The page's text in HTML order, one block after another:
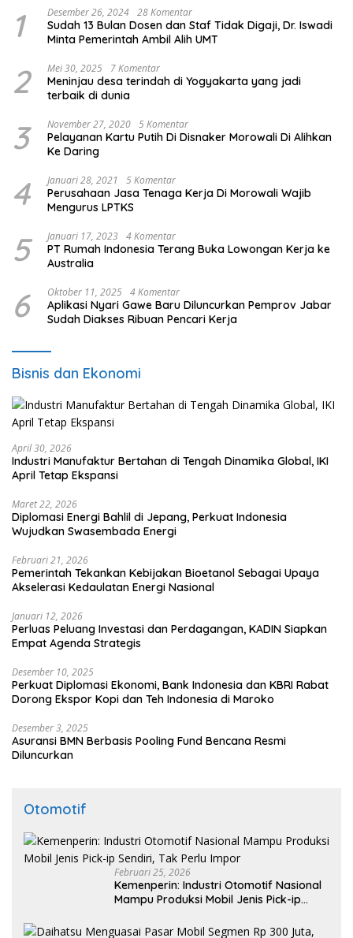
1 Desember 26, 2024 28 Komentar
Sudah 13 Bulan Dosen dan Staf Tidak Digaji, Dr. Iswadi
Minta Pemerintah Ambil Alih UMT
2 Mei 30, 2025 7 Komentar
Meninjau desa terindah di Yogyakarta yang jadi
terbaik di dunia
3 November 27, 2020 5 Komentar
Pelayanan Kartu Putih Di Disnaker Morowali Di Alihkan
Ke Daring
4 Januari 28, 2021 5 Komentar
Perusahaan Jasa Tenaga Kerja Di Morowali Wajib
Mengurus LPTKS
5 Januari 17, 2023 4 Komentar
PT Rumah Indonesia Terang Buka Lowongan Kerja ke
Australia
6 Oktober 11, 2025 4 Komentar
Aplikasi Nyari Gawe Baru Diluncurkan Pemprov Jabar
Sudah Diakses Ribuan Pencari Kerja
Bisnis dan Ekonomi
April 30, 2026
Industri Manufaktur Bertahan di Tengah Dinamika Global, IKI
April Tetap Ekspansi
Maret 22, 2026
Diplomasi Energi Bahlil di Jepang, Perkuat Indonesia
Wujudkan Swasembada Energi
Februari 21, 2026
Pemerintah Tekankan Kebijakan Bioetanol Sebagai Upaya
Akselerasi Kedaulatan Energi Nasional
Januari 12, 2026
Perluas Peluang Investasi dan Perdagangan, KADIN Siapkan
Empat Agenda Strategis
Desember 10, 2025
Perkuat Diplomasi Ekonomi, Bank Indonesia dan KBRI Rabat
Dorong Ekspor Kopi dan Teh Indonesia di Maroko
Desember 3, 2025
Asuransi BMN Berbasis Pooling Fund Bencana Resmi
Diluncurkan
Otomotif
Februari 25, 2026
Kemenperin: Industri Otomotif Nasional
Mampu Produksi Mobil Jenis Pick-ip